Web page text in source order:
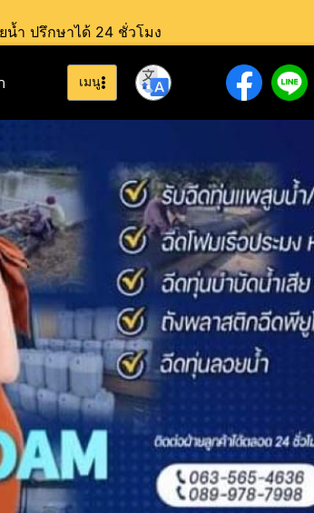
ำ ปรึกษาได้ 24 ชั่วโมง
เมนู